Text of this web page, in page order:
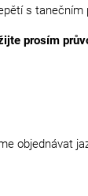
s tanečním
prosím
objednávat